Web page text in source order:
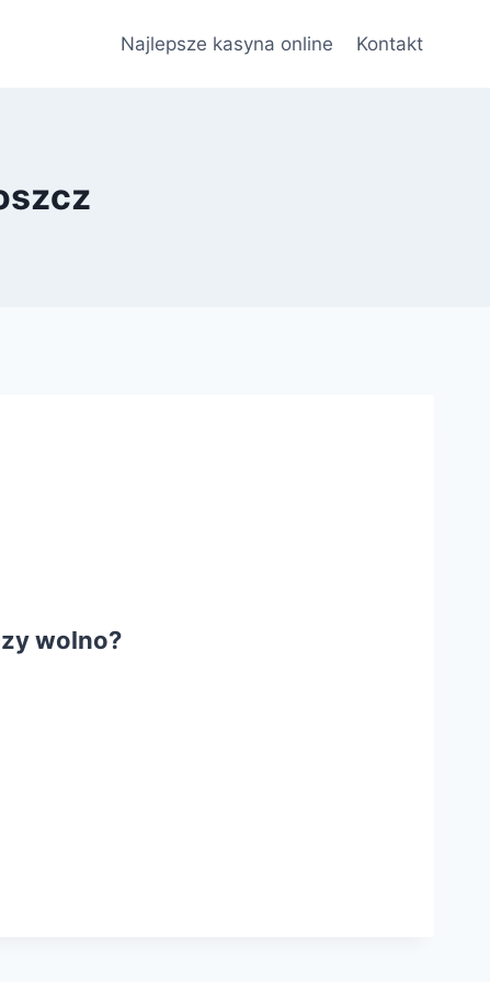
Najlepsze kasyna online Kontakt
wolno?